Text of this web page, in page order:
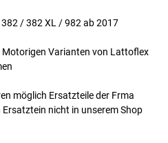
/ 382 XL / 982 ab 2017
Motorigen Varianten von Lattoflex
möglich Ersatzteile der Frma
nicht in unserem Shop